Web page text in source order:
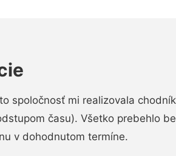
spoločnosť mi realizovala
času). Všetko prebehlo
v dohodnutom termíne.